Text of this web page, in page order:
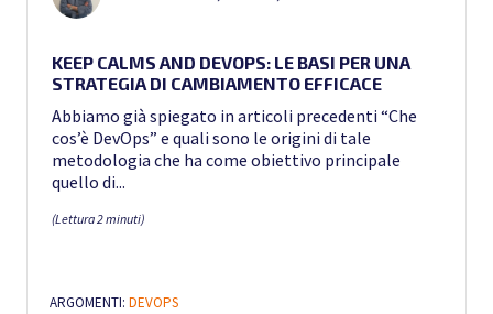
KEEP CALMS AND DEVOPS: LE BASI PER UNA
STRATEGIA DI CAMBIAMENTO EFFICACE
Abbiamo già spiegato in articoli precedenti “Che
cos’è DevOps” e quali sono le origini di tale
metodologia che ha come obiettivo principale
quello di...
(Lettura 2 minuti)
ARGOMENTI: DEVOPS